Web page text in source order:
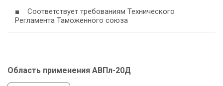
■ Соответствует требованиям Технического
Регламента Таможенного союза
Область применения АВПл-20Д